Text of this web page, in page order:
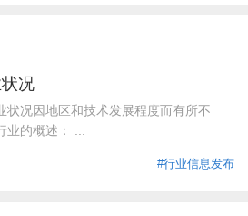
况
状况因地区和技术发展程度而有所不
的概述： ...
#行业信息发布